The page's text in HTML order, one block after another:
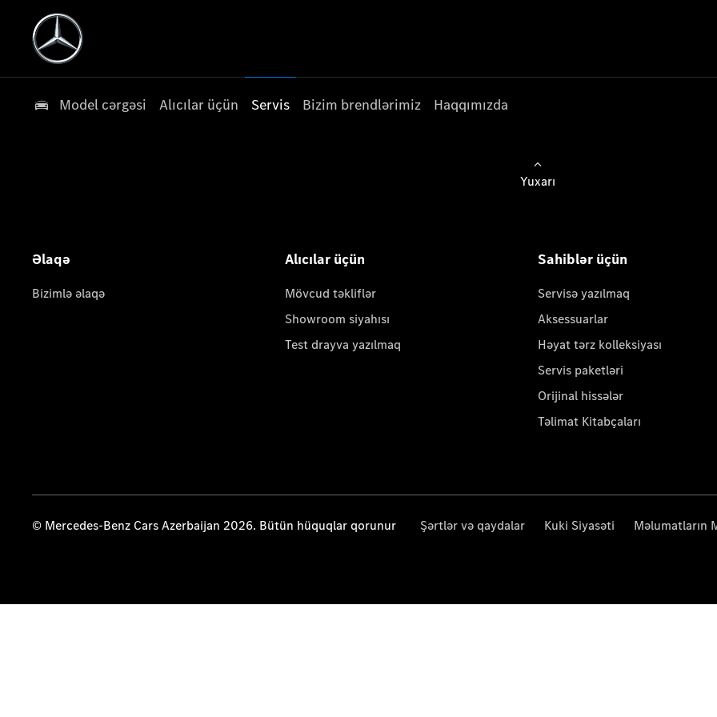
Model cərgəsi Alıcılar üçün Servis Bizim brendlərimiz Haqqımızda
Yuxarı
Əlaqə
Bizimlə əlaqə
Alıcılar üçün
Mövcud təkliflər
Showroom siyahısı
Test drayva yazılmaq
Sahiblər üçün
Servisə yazılmaq
Aksessuarlar
Həyat tərz kolleksiyası
Servis paketləri
Orijinal hissələr
Təlimat Kitabçaları
© Mercedes-Benz Cars Azerbaijan 2026. Bütün hüquqlar qorunur Şərtlər və qaydalar Kuki Siyasəti Məlumatların